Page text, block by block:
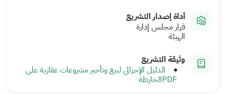
أداة إصدار التشريع
قرار مجلس إدارة
الهيئة
وثيقة التشريع
الدليل الإجرائي لبيع وتأجير مشروعات عقارية على
PDFالخارطة